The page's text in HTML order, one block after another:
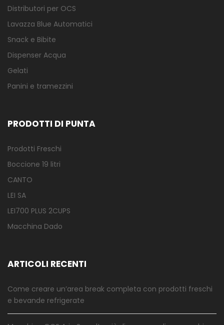
Distributori per OCS
Lavazza Blue Automatici
Snack e Bibite
Dispenser Acqua
Gelati
Panini e tramezzini
PRODOTTI DI PUNTA
Prodotti Freschi
Boccione 19 litri
CANTO
LEI SA
LEI700 PLUS 2CUPS
Macchina Dado
ARTICOLI RECENTI
Come creare un’area break completa con prodotti freschi
e bevande refrigerate